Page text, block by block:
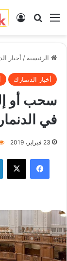
القائمة بحث عن
الرئيسية / أخبار
أخبار الدنمارك
سحب أو
في الدنمارك من 1
23 فبراير، 2019
فيسبوك